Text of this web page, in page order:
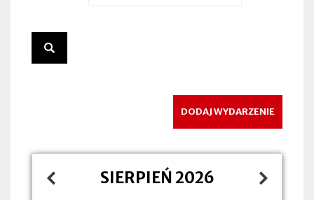
DODAJ WYDARZENIE
SIERPIEŃ 2026